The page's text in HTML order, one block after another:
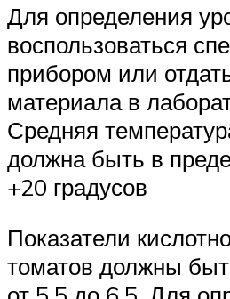
Для определения
воспользоваться
прибором или
материала в
Средняя
должна быть в
+20 градусов
Показатели
томатов должны